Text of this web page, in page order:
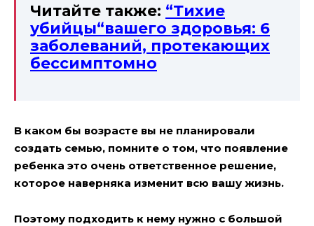
Читайте также: “Тихие
убийцы“вашего здоровья: 6
заболеваний, протекающих
бессимптомно
В каком бы возрасте вы не планировали
создать семью, помните о том, что появление
ребенка это очень ответственное решение,
которое наверняка изменит всю вашу жизнь.
Поэтому подходить к нему нужно с большой